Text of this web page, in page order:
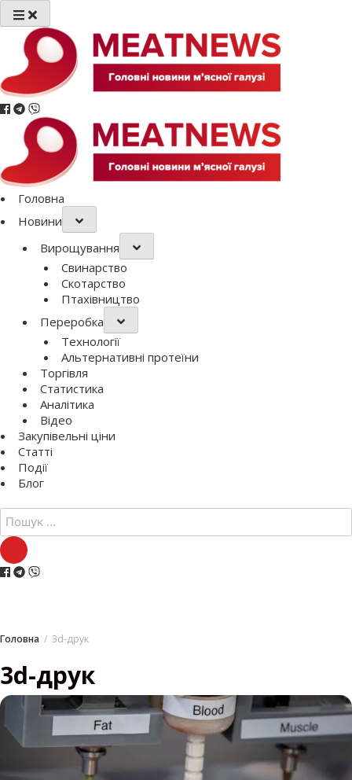
Перейти
до
вмісту
Головна
Новини
Вирощування
Свинарство
Скотарство
Птахівництво
Переробка
Технології
Альтернативні протеїни
Торгівля
Статистика
Аналітика
Відео
Закупівельні ціни
Статті
Події
Блог
Шукати:
Головна 3d-друк
3d-друк